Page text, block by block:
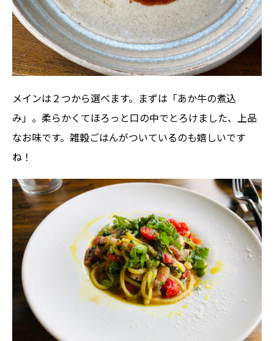
メインは２つから選べます。まずは「あか牛の煮込
み」。柔らかくてほろっと口の中でとろけました、上品
なお味です。雑穀ごはんがついているのも嬉しいです
ね！